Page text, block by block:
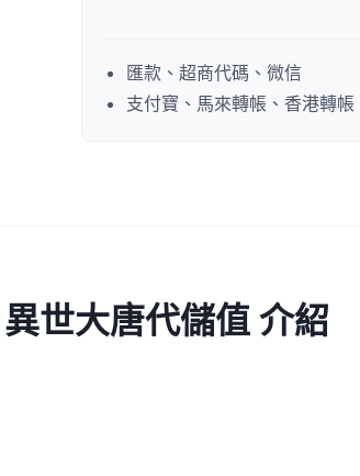
匯款、超商代碼、微信
支付寶、馬來轉帳、香港轉
世大唐代儲值 介紹